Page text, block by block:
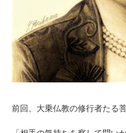
前回、大乗仏教の修行者たる菩